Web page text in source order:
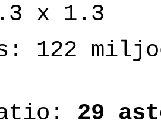
x 1.3
122
29